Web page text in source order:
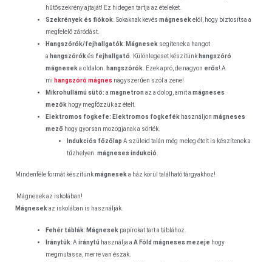
hűtőszekrény ajtaját! Ez hidegen tartja az ételeket.
Szekrények és fiókok . Sokaknak kevésmágnesek elöl, hogy biztosítsa a
megfelelő záródást.
Hangszórók/fejhallgatók: Mágnesek segítenek a hangot
a hangszórók és fejhallgató . Különlegeset készítünk hangszóró
mágnesek a oldalon. hangszórók . Ezek apró, de nagyon erős! A
mi hangszóró mágnes nagyszerűen szól a zene!
Mikrohullámú sütő: amagnetron az a dolog, amit amágneses
mezők hogy megfőzzük az ételt.
Elektromos fogkefe: Elektromos fogkefék használjonmágneses
mező hogy gyorsan mozogjanak a sörték.
Indukciós főzőlap A szüleid talán még meleg ételt is készítenek a
tűzhelyen.mágneses indukció
Mindenféle formát készítünkmágnesek a ház körül található tárgyakhoz!
Mágnesek az iskolában!
Mágnesek az iskolában is használják.
Fehér táblák: Mágnesek papírokat tart a táblához.
Iránytűk: Airánytű használja aA Föld mágneses mezeje hogy
megmutassa, merre van észak.